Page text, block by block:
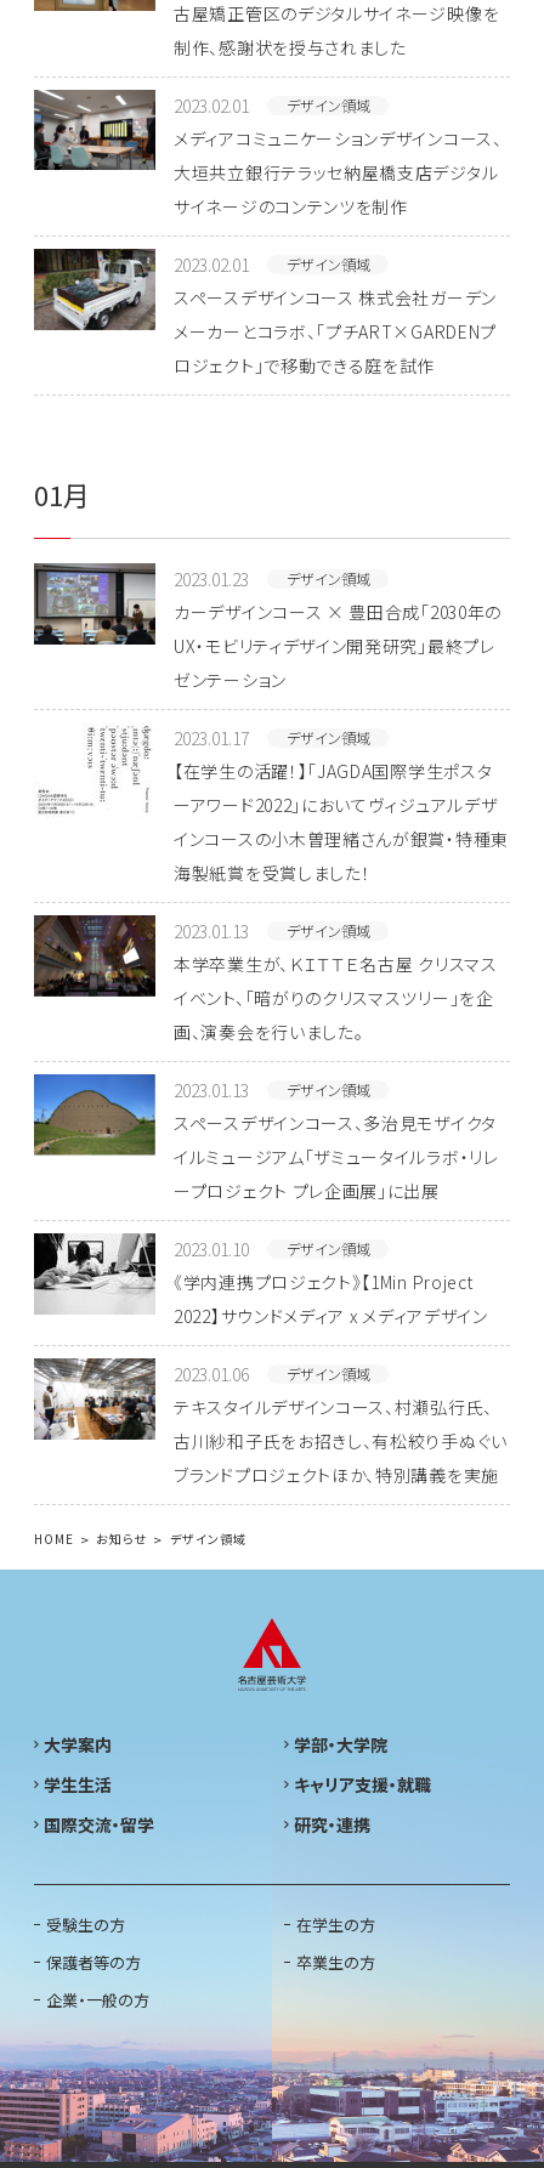
古屋矯正管区のデジタルサイネージ映像を
制作、感謝状を授与されました
2023.02.01 デザイン領域
メディアコミュニケーションデザインコース、
大垣共立銀行テラッセ納屋橋支店デジタル
サイネージのコンテンツを制作
2023.02.01 デザイン領域
スペースデザインコース 株式会社ガーデン
メーカーとコラボ、「プチART×GARDENプ
ロジェクト」で移動できる庭を試作
01月
2023.01.23 デザイン領域
カーデザインコース × 豊田合成「2030年の
UX・モビリティデザイン開発研究」最終プレ
ゼンテーション
2023.01.17 デザイン領域
【在学生の活躍！】「JAGDA国際学生ポスタ
ーアワード2022」においてヴィジュアルデザ
インコースの小木曽理緒さんが銀賞・特種東
海製紙賞を受賞しました！
2023.01.13 デザイン領域
本学卒業生が、ＫＩＴＴＥ名古屋 クリスマス
イベント、「暗がりのクリスマスツリー」を企
画、演奏会を行いました。
2023.01.13 デザイン領域
スペースデザインコース、多治見モザイクタ
イルミュージアム「ザミュータイルラボ・リレ
ープロジェクト プレ企画展」に出展
2023.01.10 デザイン領域
《学内連携プロジェクト》【1Min Project
2022】サウンドメディア x メディアデザイン
2023.01.06 デザイン領域
テキスタイルデザインコース、村瀬弘行氏、
古川紗和子氏をお招きし、有松絞り手ぬぐい
ブランドプロジェクトほか、特別講義を実施
HOME お知らせ デザイン領域
大学案内
学部・大学院
学生生活
キャリア支援・就職
国際交流・留学
研究・連携
受験生の方
在学生の方
保護者等の方
卒業生の方
企業・一般の方